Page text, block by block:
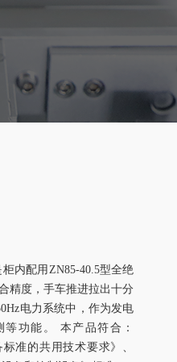
内配用ZN85-40.5型全绝
精度，手车推进拉出十分
电力系统中，作为发电
功能。 本产品符合：
准的共用技术要求》、